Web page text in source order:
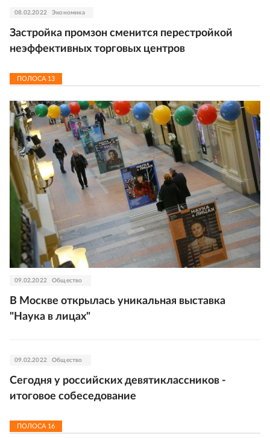
08.02.2022 Экономика
Застройка промзон сменится перестройкой
неэффективных торговых центров
ПОЛОСА 13
09.02.2022 Общество
В Москве открылась уникальная выставка
"Наука в лицах"
09.02.2022 Общество
Сегодня у российских девятиклассников -
итоговое собеседование
ПОЛОСА 16